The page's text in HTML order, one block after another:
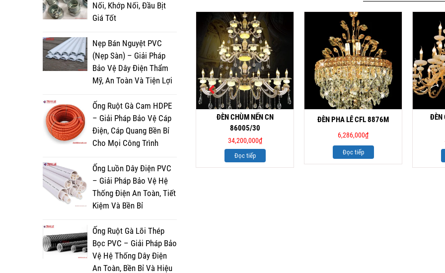
Nối, Khớp Nối, Đầu Bịt
Giá Tốt
Nẹp Bán Nguyệt PVC
(Nẹp Sàn) – Giải Pháp
Bảo Vệ Dây Điện Thẩm
Mỹ, An Toàn Và Tiện Lợi
Ống Ruột Gà Cam HDPE
– Giải Pháp Bảo Vệ Cáp
Điện, Cáp Quang Bền Bỉ
Cho Mọi Công Trình
Ống Luồn Dây Điện PVC
– Giải Pháp Bảo Vệ Hệ
Thống Điện An Toàn, Tiết
Kiệm Và Bền Bỉ
Ống Ruột Gà Lõi Thép
Bọc PVC – Giải Pháp Bảo
Vệ Hệ Thống Dây Điện
An Toàn, Bền Bỉ Và Hiệu
ĐÈN CHÙM NẾN CN
8+22+16+12+6
ĐÈN CHÙM NẾN CN
86001/15+10+5
36,500,000₫
ĐÈN CHÙM NẾN CN
86005/30
34,200,000₫
Đọc tiếp
ĐÈN PHA LÊ CFL 8876M
6,286,000₫
Đọc tiếp
ĐÈN